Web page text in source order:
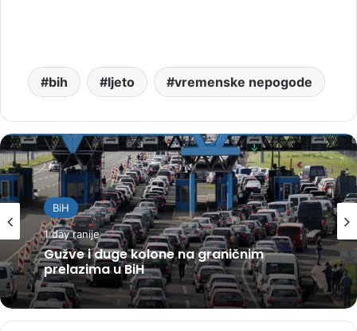
bih ljeto vremenske nepogode
BiH
1 day ranije
Gužve i duge kolone na graničnim
prelazima u BiH